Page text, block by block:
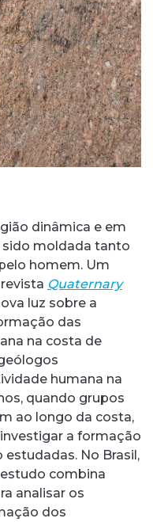
dinâmica e em
moldada tanto
homem. Um
Quaternary
luz sobre a
das
na costa de
humana na
quando grupos
ao longo da costa,
a formação
No Brasil,
combina
analisar os
dos